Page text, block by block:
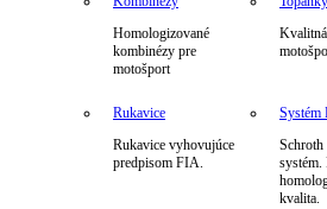
Homologizované
kombinézy pre
motošport
Rukavice
Rukavice vyhovujúce
predpisom FIA.
kvalita.